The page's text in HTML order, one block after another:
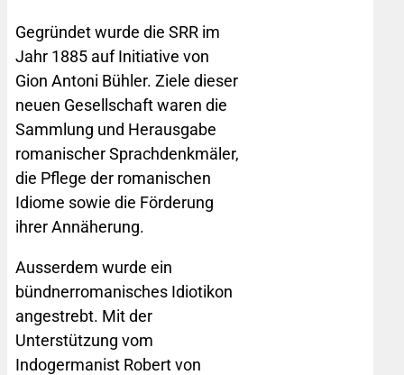
Gegründet wurde die SRR im
Jahr 1885 auf Initiative von
Gion Antoni Bühler. Ziele dieser
neuen Gesellschaft waren die
Sammlung und Herausgabe
romanischer Sprachdenkmäler,
die Pflege der romanischen
Idiome sowie die Förderung
ihrer Annäherung.
Ausserdem wurde ein
bündnerromanisches Idiotikon
angestrebt. Mit der
Unterstützung vom
Indogermanist Robert von